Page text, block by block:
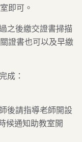
即可。
之後繳交證書掃描
證書也可以及早繳
成：
後請指導老師開設
候通知助教室開